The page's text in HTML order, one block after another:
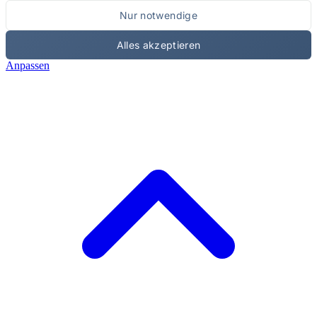
Nur notwendige
Alles akzeptieren
Anpassen